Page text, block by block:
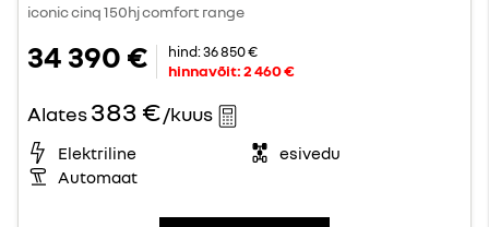
iconic cinq 150hj comfort range
34 390 € hind:36 850 €
hinnavõit:2 460 €
Alates383 €/kuus
Elektriline
esivedu
Automaat